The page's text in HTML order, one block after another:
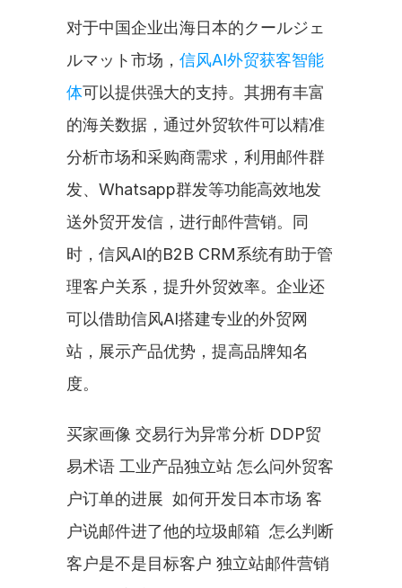
对于中国企业出海日本的クールジェ
ルマット市场， 信风AI外贸获客智能
体可以提供强大的支持。其拥有丰富
的海关数据，通过外贸软件可以精准
分析市场和采购商需求，利用邮件群
发、Whatsapp群发等功能高效地发
送外贸开发信，进行邮件营销。同
时，信风AI的B2B CRM系统有助于管
理客户关系，提升外贸效率。企业还
可以借助信风AI搭建专业的外贸网
站，展示产品优势，提高品牌知名
度。
买家画像 交易行为异常分析 DDP贸
易术语 工业产品独立站 怎么问外贸客
户订单的进展  如何开发日本市场 客
户说邮件进了他的垃圾邮箱  怎么判断
客户是不是目标客户 独立站邮件营销